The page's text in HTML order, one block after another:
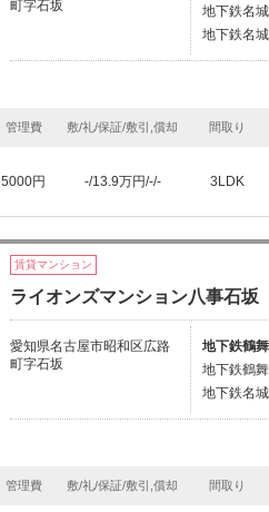
町字石坂
地下鉄名
地下鉄名
管理費 敷/礼/保証/敷引,償却 間取り
5000円 -/13.9万円/-/- 3LDK
賃貸マンション
ライオンズマンション八事石坂
愛知県名古屋市昭和区広路
町字石坂
地下鉄鶴
地下鉄鶴
地下鉄名
管理費 敷/礼/保証/敷引,償却 間取り